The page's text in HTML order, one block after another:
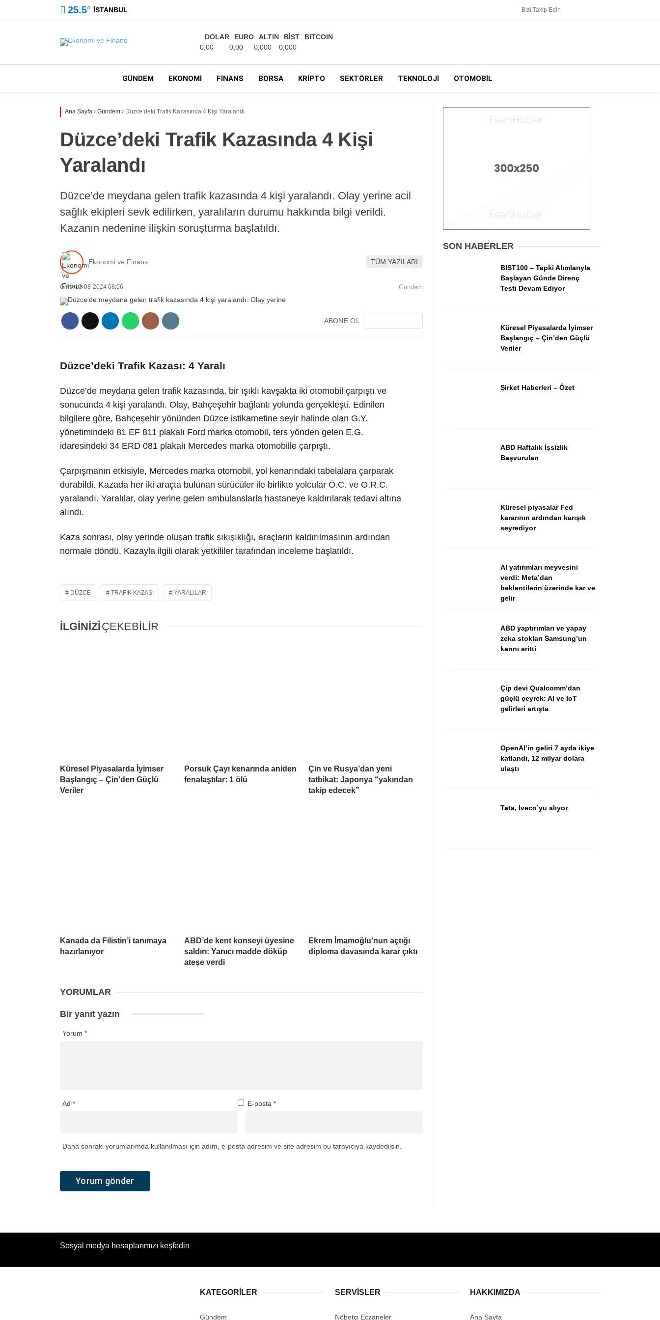
Gündem
Ekonomi
Borsa
Spor
Kripto
25.5° İSTANBUL Bizi Takip Edin
DOLAR
0,00
EURO
0,00
ALTIN
0,000
BİST
0,000
BITCOIN
GÜNDEM EKONOMI FINANS BORSA KRIPTO SEKTÖRLER TEKNOLOJI OTOMOBIL
Ana Sayfa › Gündem › Düzce’deki Trafik Kazasında 4 Kişi Yaralandı
Düzce’deki Trafik Kazasında 4 Kişi
Yaralandı
Düzce’de meydana gelen trafik kazasında 4 kişi yaralandı. Olay yerine acil
sağlık ekipleri sevk edilirken, yaralıların durumu hakkında bilgi verildi.
Kazanın nedenine ilişkin soruşturma başlatıldı.
Ekonomi ve Finans TÜM YAZILARI
Giriş: 12-08-2024 08:06 Gündem
ABONE OL
Düzce’deki Trafik Kazası: 4 Yaralı
Düzce’de meydana gelen trafik kazasında, bir ışıklı kavşakta iki otomobil çarpıştı ve
sonucunda 4 kişi yaralandı. Olay, Bahçeşehir bağlantı yolunda gerçekleşti. Edinilen
bilgilere göre, Bahçeşehir yönünden Düzce istikametine seyir halinde olan G.Y.
yönetimindeki 81 EF 811 plakalı Ford marka otomobil, ters yönden gelen E.G.
idaresindeki 34 ERD 081 plakalı Mercedes marka otomobille çarpıştı.
Çarpışmanın etkisiyle, Mercedes marka otomobil, yol kenarındaki tabelalara çarparak
durabildi. Kazada her iki araçta bulunan sürücüler ile birlikte yolcular Ö.C. ve O.R.C.
yaralandı. Yaralılar, olay yerine gelen ambulanslarla hastaneye kaldırılarak tedavi altına
alındı.
Kaza sonrası, olay yerinde oluşan trafik sıkışıklığı, araçların kaldırılmasının ardından
normale döndü. Kazayla ilgili olarak yetkililer tarafından inceleme başlatıldı.
DÜZCE TRAFIK KAZASI YARALILAR
İLGİNİZİÇEKEBİLİR
Küresel Piyasalarda İyimser
Başlangıç – Çin’den Güçlü
Veriler
Porsuk Çayı kenarında aniden
fenalaştılar: 1 ölü
Çin ve Rusya’dan yeni
tatbikat: Japonya “yakından
takip edecek”
Kanada da Filistin’i tanımaya
hazırlanıyor
ABD’de kent konseyi üyesine
saldırı: Yanıcı madde döküp
ateşe verdi
Ekrem İmamoğlu’nun açtığı
diploma davasında karar çıktı
YORUMLAR
Bir yanıt yazın
Yorum *
Ad * E-posta *
Daha sonraki yorumlarımda kullanılması için adım, e-posta adresim ve site adresim bu tarayıcıya kaydedilsin.
SON HABERLER
BIST100 – Tepki Alımlarıyla
Başlayan Günde Direnç
Testi Devam Ediyor
Küresel Piyasalarda İyimser
Başlangıç – Çin’den Güçlü
Veriler
Şirket Haberleri – Özet
ABD Haftalık İşsizlik
Başvuruları
Küresel piyasalar Fed
kararının ardından karışık
seyrediyor
AI yatırımları meyvesini
verdi: Meta’dan
beklentilerin üzerinde kar ve
gelir
ABD yaptırımları ve yapay
zeka stokları Samsung’un
karını eritti
Çip devi Qualcomm’dan
güçlü çeyrek: AI ve IoT
gelirleri artışta
OpenAI’in geliri 7 ayda ikiye
katlandı, 12 milyar dolara
ulaştı
Tata, Iveco’yu alıyor
Sosyal medya hesaplarımızı keşfedin
KATEGORİLER
Gündem
SERVİSLER
Nöbetçi Eczaneler
HAKKIMIZDA
Ana Sayfa